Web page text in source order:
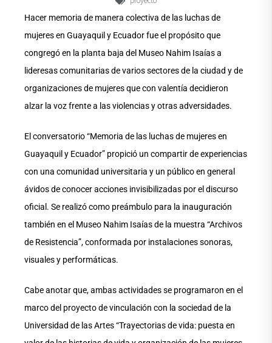
Hacer memoria de manera colectiva de las luchas de
mujeres en Guayaquil y Ecuador fue el propósito que
congregó en la planta baja del Museo Nahim Isaías a
lideresas comunitarias de varios sectores de la ciudad y de
organizaciones de mujeres que con valentía decidieron
alzar la voz frente a las violencias y otras adversidades.
El conversatorio “Memoria de las luchas de mujeres en
Guayaquil y Ecuador” propició un compartir de experiencias
con una comunidad universitaria y un público en general
ávidos de conocer acciones invisibilizadas por el discurso
oficial. Se realizó como preámbulo para la inauguración
también en el Museo Nahim Isaías de la muestra “Archivos
de Resistencia”, conformada por instalaciones sonoras,
visuales y performáticas.
Cabe anotar que, ambas actividades se programaron en el
marco del proyecto de vinculación con la sociedad de la
Universidad de las Artes “Trayectorias de vida: puesta en